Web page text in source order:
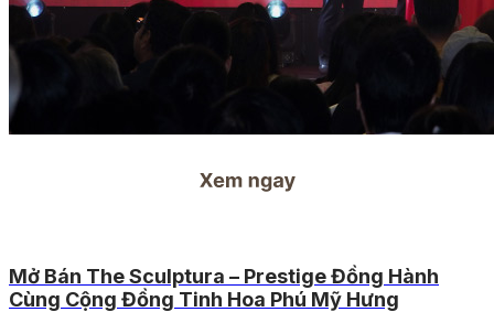
Mở Bán The Sculptura – Prestige Đồng Hành
Cùng Cộng Đồng Tinh Hoa Phú Mỹ Hưng